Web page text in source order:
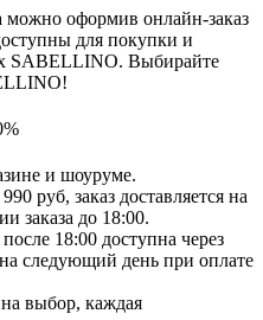
можно оформив онлайн-заказ
для покупки и
SABELLINO. Выбирайте
и шоуруме.
руб, заказ доставляется на
заказа до 18:00.
18:00 доступна через
следующий день при оплате
выбор, каждая